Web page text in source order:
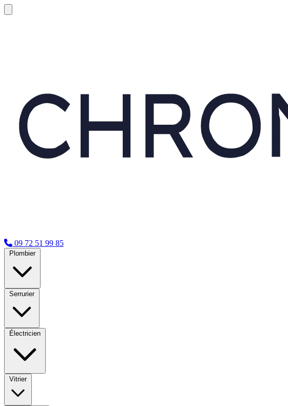
09 72 51 99 85
Plombier
Serrurier
Électricien
Vitrier